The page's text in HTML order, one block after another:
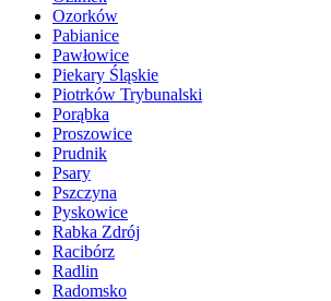
Ozorków
Pabianice
Pawłowice
Piekary Śląskie
Piotrków Trybunalski
Porąbka
Proszowice
Prudnik
Psary
Pszczyna
Pyskowice
Rabka Zdrój
Racibórz
Radlin
Radomsko